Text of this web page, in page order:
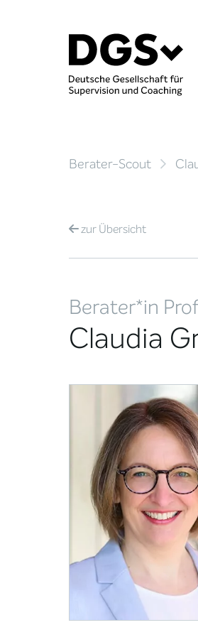
Berater-Scout
zurÜbersicht
Berater*in
Claudia